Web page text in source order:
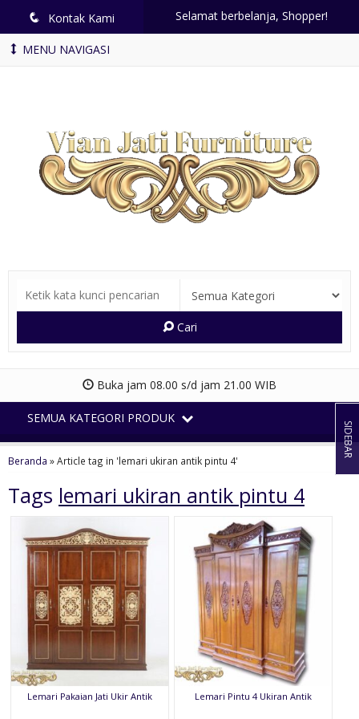
q Kontak Kami Selamat berbelanja, Shopper!
MENU NAVIGASI
Cari
Buka jam 08.00 s/d jam 21.00 WIB
SEMUA KATEGORI PRODUK
Beranda »Article tag in 'lemari ukiran antik pintu 4'
Tags lemari ukiran antik pintu 4
Lemari Pakaian Jati Ukir Antik Lemari Pintu 4 Ukiran Antik
SIDEBAR